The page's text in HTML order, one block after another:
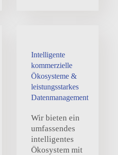
Intelligente
kommerzielle
Ökosysteme &
leistungsstarkes
Datenmanagement
Wir bieten ein
umfassendes
intelligentes
Ökosystem mit